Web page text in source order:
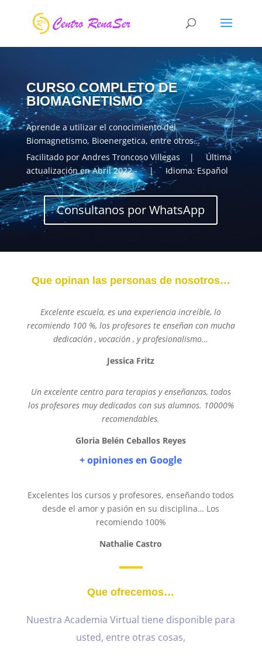
CURSO COMPLETO DE
BIOMAGNETISMO
Aprende a utilizar el conocimiento del
Biomagnetismo, Bioenergetica, entre otros…
Facilitado por Andres Troncoso Villegas | Última
actualización en Abril 2022.- | Idioma: Español
Consultanos por WhatsApp
Que opinan las personas de nosotros…
Excelente escuela, es una experiencia increíble, lo
recomiendo 100 %, los profesores te enseñan con mucha
dedicación , vocación , y profesionalismo…
Jessica Fritz
Un excelente centro para terapias y enseñanzas, todos
los profesores muy dedicados con sus alumnos. 10000%
recomendables.
Gloria Belén Ceballos Reyes
+ opiniones en Google
Excelentes los cursos y profesores, enseñando todos
desde el amor y pasión en su disciplina… Los
recomiendo 100%
Nathalie Castro
Que ofrecemos…
Nuestra Academia Virtual tiene disponible para
usted, entre otras cosas,